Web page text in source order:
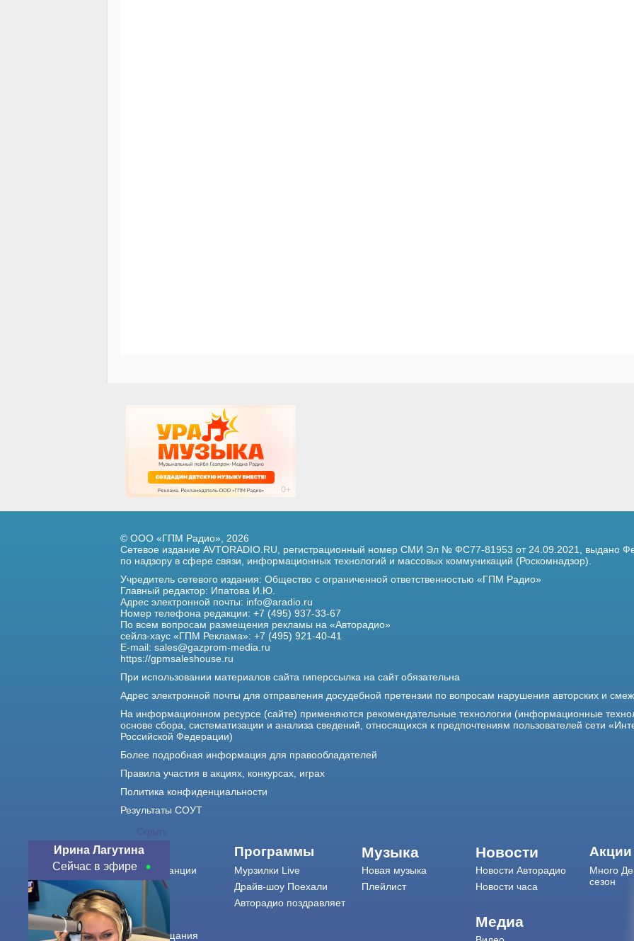
Скрыть
Ирина Лагутина
Сейчас в эфире
© ООО «ГПМ Радио», 2026
Сетевое издание AVTORADIO.RU, регистрационный номер СМИ Эл № ФС77-81953 от 24.09.2021,
выдано
по надзору в сфере связи,
информационных технологий и массовых коммуникаций (Роскомнадзор).
Учредитель сетевого издания: Общество с ограниченной ответственностью «ГПМ Радио»
Главный редактор: Ипатова И.Ю.
Адрес электронной почты: info@aradio.ru
Номер телефона редакции: +7 (495) 937-33-67
По всем вопросам размещения рекламы на «Авторадио»
сейлз-хаус «ГПМ Реклама»: +7 (495) 921-40-41
E-mail: sales@gazprom-media.ru
https://gpmsaleshouse.ru
При использовании материалов сайта гиперссылка на сайт обязательна
Адрес электронной почты для отправления досудебной претензии по вопросам нарушения авторских и
На информационном ресурсе (сайте) применяются рекомендательные технологии (информационные
основе сбора, систематизации и анализа сведений, относящихся к предпочтениям пользователей сети
Российской Федерации)
Более подробная информация для правообладателей
Правила участия в акциях, конкурсах, играх
Политика конфиденциальности
Результаты СОУТ
О нас
О радиостанции
Команда
Контакты
Реклама
Города вещания
Программы
Мурзилки Live
Драйв-шоу Поехали
Авторадио поздравляет
Музыка
Новая музыка
Плейлист
Новости
Новости Авторадио
Новости часа
Медиа
Много
сезон